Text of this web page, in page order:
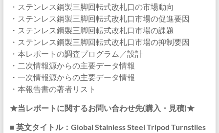
・ステンレス鋼製三脚回転式改札口の市場動向
・ステンレス鋼製三脚回転式改札口市場の促進要因
・ステンレス鋼製三脚回転式改札口市場の課題
・ステンレス鋼製三脚回転式改札口市場の抑制要因
・本レポートの調査プログラム／設計
・二次情報源からの主要データ情報
・一次情報源からの主要データ情報
・本報告書の著者リスト
★当レポートに関するお問い合わせ先(購入・見積)★
■ 英文タイトル：Global Stainless Steel Tripod Turnstiles